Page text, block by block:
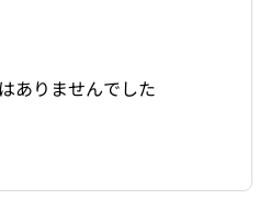
ありませんでした